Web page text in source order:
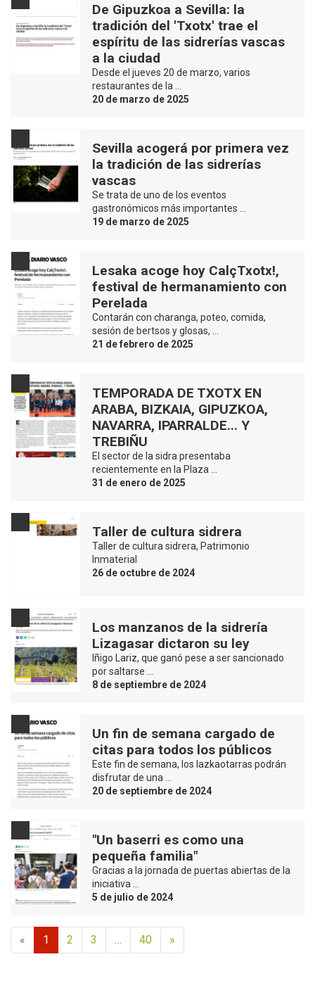
De Gipuzkoa a Sevilla: la
tradición del 'Txotx' trae el
espíritu de las sidrerías vascas
a la ciudad
Desde el jueves 20 de marzo, varios
restaurantes de la …
20 de marzo de 2025
Sevilla acogerá por primera vez
la tradición de las sidrerías
vascas
Se trata de uno de los eventos
gastronómicos más importantes …
19 de marzo de 2025
Lesaka acoge hoy CalçTxotx!,
festival de hermanamiento con
Perelada
Contarán con charanga, poteo, comida,
sesión de bertsos y glosas, …
21 de febrero de 2025
TEMPORADA DE TXOTX EN
ARABA, BIZKAIA, GIPUZKOA,
NAVARRA, IPARRALDE... Y
TREBIÑU
El sector de la sidra presentaba
recientemente en la Plaza …
31 de enero de 2025
Taller de cultura sidrera
Taller de cultura sidrera, Patrimonio
Inmaterial
26 de octubre de 2024
Los manzanos de la sidrería
Lizagasar dictaron su ley
Iñigo Lariz, que ganó pese a ser sancionado
por saltarse …
8 de septiembre de 2024
Un fin de semana cargado de
citas para todos los públicos
Este fin de semana, los lazkaotarras podrán
disfrutar de una …
20 de septiembre de 2024
"Un baserri es como una
pequeña familia"
Gracias a la jornada de puertas abiertas de la
iniciativa …
5 de julio de 2024
« 1 2 3 40 »